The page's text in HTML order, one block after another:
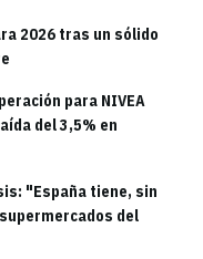
2026 tras un sólido
para NIVEA
del 3,5% en
"España tiene, sin
del